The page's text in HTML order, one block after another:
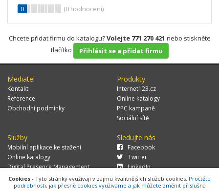
0
(0 hodnocení)
Chcete přidat firmu do katalogu?Volejte 771 270 421 nebo stiskněte
tlačítko
Přihlásit se a přidat firmu
Mediatel
Kontakt
Reference
Obchodní podmínky
Produkty
Internet123.cz
Online katalogy
PPC kampaně
Sociální sítě
Služby
Mobilní aplikace ke stažení
Online katalogy
Digital Presence Management
Více zákazníků
Sledujte nás
Facebook
Twitter
LinkedIn
Cookies - Tyto stránky využívají v zájmu kvalitnějších služeb cookies. Pročtěte
podrobnosti, jak přesně cookies využíváme a jak můžete změnit příslušná